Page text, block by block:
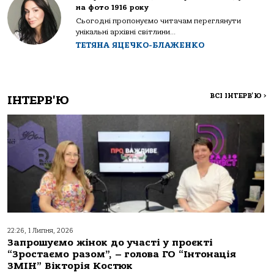
на фото 1916 року
Сьогодні пропонуємо читачам переглянути
унікальні архівні світлини...
ТЕТЯНА ЯЦЕЧКО-БЛАЖЕНКО
ІНТЕРВ'Ю ВСІ ІНТЕРВ'Ю >
22:26, 1 Липня, 2026
Запрошуємо жінок до участі у проєкті
“Зростаємо разом”, – голова ГО “Інтонація
ЗМІН” Вікторія Костюк